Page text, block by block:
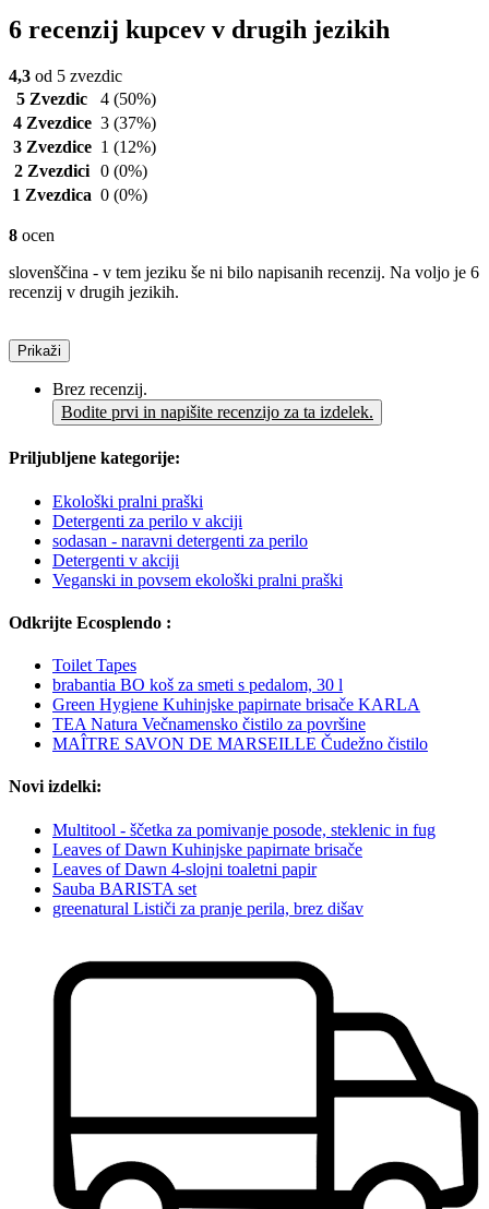
6 recenzij kupcev v drugih jezikih
4,3 od 5 zvezdic
5 Zvezdic
4 (50%)
4 Zvezdice 3 (37%)
3 Zvezdice 1 (12%)
2 Zvezdici 0 (0%)
1 Zvezdica 0 (0%)
8 ocen
slovenščina - v tem jeziku še ni bilo napisanih recenzij. Na voljo je 6
recenzij v drugih jezikih.
Prikaži
Brez recenzij.
Bodite prvi in napišite recenzijo za ta izdelek.
Priljubljene kategorije:
Ekološki pralni praški
Detergenti za perilo v akciji
sodasan - naravni detergenti za perilo
Detergenti v akciji
Veganski in povsem ekološki pralni praški
Odkrijte Ecosplendo :
Toilet Tapes
brabantia BO koš za smeti s pedalom, 30 l
Green Hygiene Kuhinjske papirnate brisače KARLA
TEA Natura Večnamensko čistilo za površine
MAÎTRE SAVON DE MARSEILLE Čudežno čistilo
Novi izdelki:
Multitool - ščetka za pomivanje posode, steklenic in fug
Leaves of Dawn Kuhinjske papirnate brisače
Leaves of Dawn 4-slojni toaletni papir
Sauba BARISTA set
greenatural Lističi za pranje perila, brez dišav